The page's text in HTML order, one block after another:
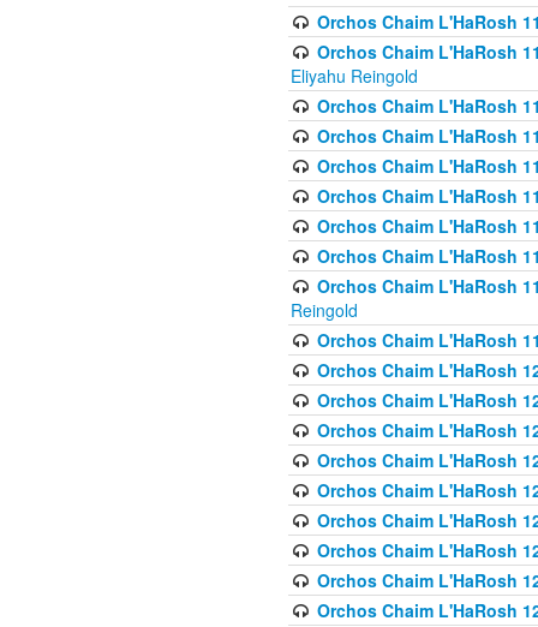
Orchos Chaim L'HaRosh
Orchos Chaim L'HaRosh
Eliyahu Reingold
Orchos Chaim L'HaRosh
Orchos Chaim L'HaRosh
Orchos Chaim L'HaRosh
Orchos Chaim L'HaRosh
Orchos Chaim L'HaRosh
Orchos Chaim L'HaRosh
Orchos Chaim L'HaRosh
Reingold
Orchos Chaim L'HaRosh
Orchos Chaim L'HaRosh
Orchos Chaim L'HaRosh
Orchos Chaim L'HaRosh
Orchos Chaim L'HaRosh
Orchos Chaim L'HaRosh
Orchos Chaim L'HaRosh
Orchos Chaim L'HaRosh
Orchos Chaim L'HaRosh
Orchos Chaim L'HaRosh